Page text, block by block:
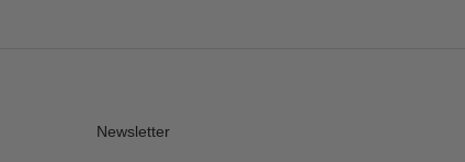
Newsletter